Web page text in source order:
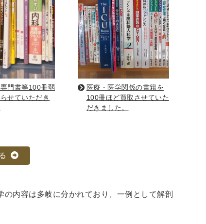
学・技術・環境
語学検定・通訳
食品・衛生・福祉
門書等100冊弱
せていただき
医療・医学関係の書籍を
100冊ほど買取させていた
だきました。
内容は多岐に分かれており、一例として解剖